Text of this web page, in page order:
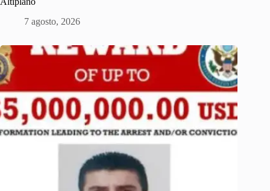
7 agosto, 2026